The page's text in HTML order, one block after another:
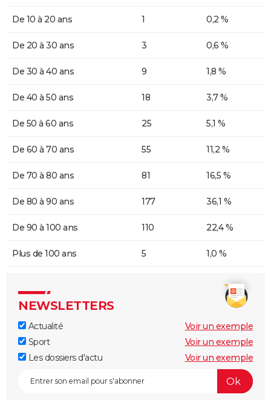
De 10 à 20 ans 1 0,2 %
De 20 à 30 ans 3 0,6 %
De 30 à 40 ans 9 1,8 %
De 40 à 50 ans 18 3,7 %
De 50 à 60 ans 25 5,1 %
De 60 à 70 ans 55 11,2 %
De 70 à 80 ans 81 16,5 %
De 80 à 90 ans 177 36,1 %
De 90 à 100 ans 110 22,4 %
Plus de 100 ans 5 1,0 %
NEWSLETTERS
Actualité
Voir un exemple
Sport
Voir un exemple
Les dossiers d'actu
Voir un exemple